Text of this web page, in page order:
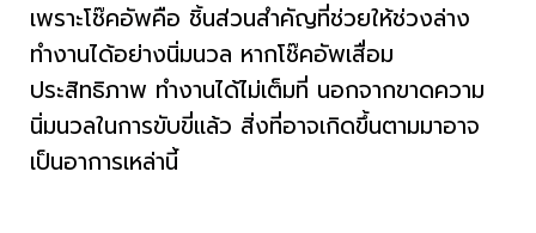
เพราะโช๊คอัพคือ ชิ้นส่วนสำคัญที่ช่วยให้ช่วงล่าง
ทำงานได้อย่างนิ่มนวล หากโช๊คอัพเสื่อม
ประสิทธิภาพ ทำงานได้ไม่เต็มที่ นอกจากขาดความ
นิ่มนวลในการขับขี่แล้ว สิ่งที่อาจเกิดขึ้นตามมาอาจ
เป็นอาการเหล่านี้